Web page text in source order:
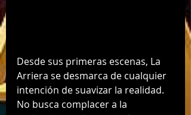
Desde sus primeras escenas, La
Arriera se desmarca de cualquier
intención de suavizar la realidad.
No busca complacer a la